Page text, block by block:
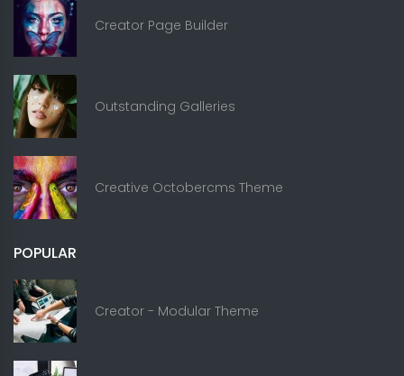
Creator Page Builder
Outstanding Galleries
Creative Octobercms Theme
POPULAR
Creator - Modular Theme